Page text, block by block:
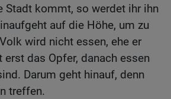
Stadt kommt, so werdet ihr ihn
auf die Höhe, um zu
wird nicht essen, ehe er
das Opfer, danach essen
Darum geht hinauf, denn
treffen.